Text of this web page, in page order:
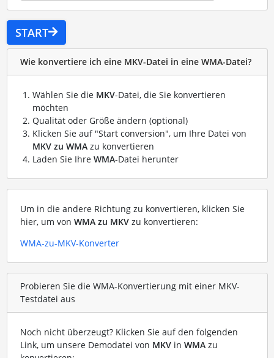
START
Wie konvertiere ich eine MKV-Datei in eine WMA-Datei?
Wählen Sie die MKV-Datei, die Sie konvertieren
möchten
Qualität oder Größe ändern (optional)
Klicken Sie auf "Start conversion", um Ihre Datei von
MKV zu WMAzu konvertieren
Laden Sie Ihre WMA-Datei herunter
Um in die andere Richtung zu konvertieren, klicken Sie
hier, um von WMA zu MKVzu konvertieren:
WMA-zu-MKV-Konverter
Probieren Sie die WMA-Konvertierung mit einer MKV-
Testdatei aus
Noch nicht überzeugt? Klicken Sie auf den folgenden
Link, um unsere Demodatei von MKVin WMAzu